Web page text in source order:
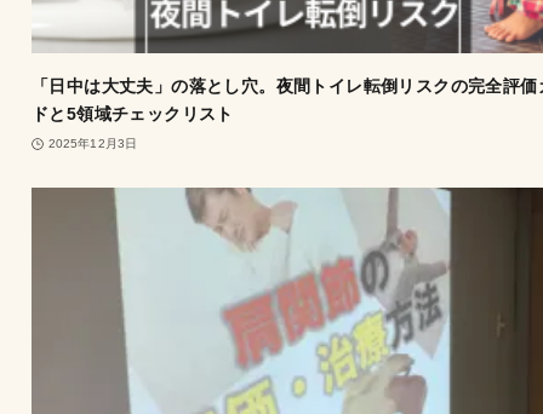
「日中は大丈夫」の落とし穴。夜間トイレ転倒リスクの完全評価
ドと5領域チェックリスト
2025年12月3日